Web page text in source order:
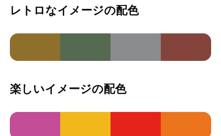
レトロなイメージの配色
楽しいイメージの配色